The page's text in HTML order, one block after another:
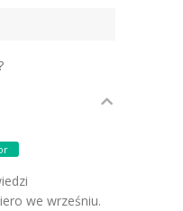
we wrześniu.